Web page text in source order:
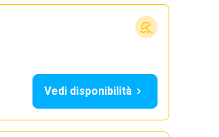
Vedi disponibilità